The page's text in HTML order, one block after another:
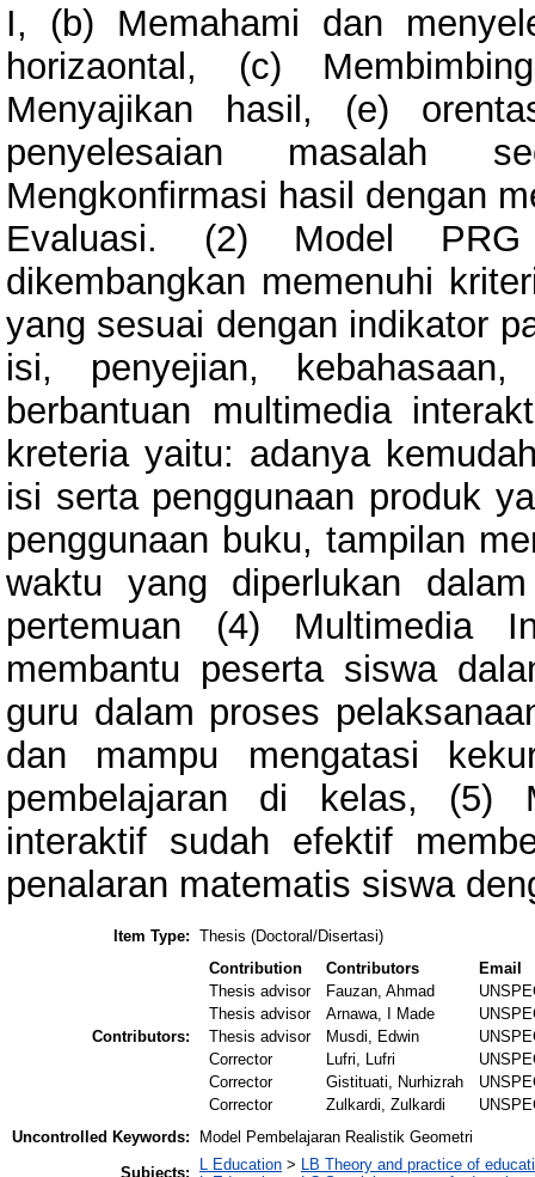
I, (b) Memahami dan
horizaontal, (c)
Menyajikan hasil, (e)
penyelesaian masalah
Mengkonfirmasi hasil dengan
Evaluasi. (2) Model PRG
dikembangkan memenuhi
yang sesuai dengan indikator
isi, penyejian,
berbantuan multimedia
kreteria yaitu: adanya
isi serta penggunaan produk
penggunaan buku, tampilan
waktu yang diperlukan
pertemuan (4) Multimedia
membantu peserta siswa
guru dalam proses
dan mampu mengatasi
pembelajaran di kelas, (5)
interaktif sudah efektif
penalaran matematis siswa
Item Type: Thesis (Doctoral/Disertasi)
Contributors:
Contribution Contributors
Email
Thesis advisor
Fauzan, Ahmad
Thesis advisor
Arnawa, I Made
Thesis advisor
Musdi, Edwin
Corrector
Lufri, Lufri
Corrector
Gistituati, Nurhizrah
Corrector
Zulkardi, Zulkardi
Uncontrolled Keywords:
Model Pembelajaran Realistik Geometri
Subjects:
L Education > LB Theory and practice of